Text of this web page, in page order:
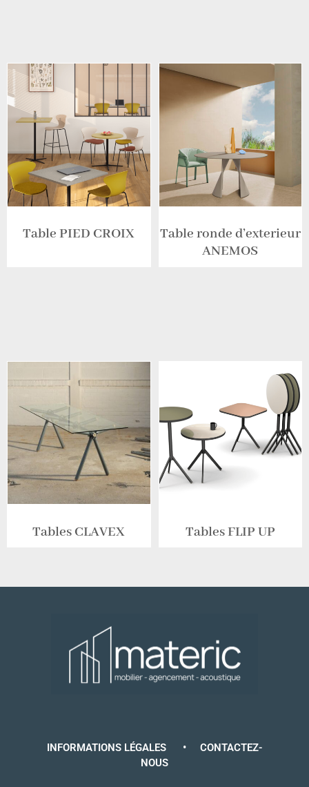
Table PIED CROIX
Table ronde d’exterieur
ANEMOS
Tables CLAVEX Tables FLIP UP
INFORMATIONS LÉGALES • CONTACTEZ-
NOUS